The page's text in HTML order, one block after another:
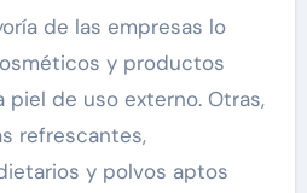
de las empresas lo
y productos
piel de uso externo. Otras,
refrescantes,
y polvos aptos